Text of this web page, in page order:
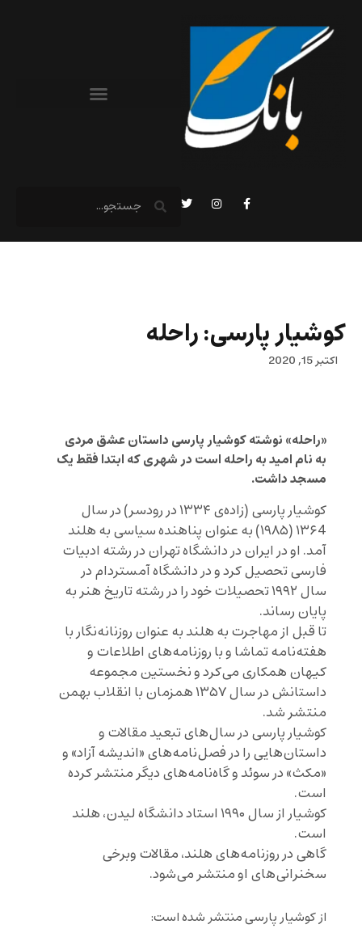
کوشیار پارسی: راحله
اکتبر 15, 2020
«راحله» نوشته کوشیار پارسی داستان عشق مردی
به نام امید به راحله است در شهری که ابتدا فقط یک
مسجد داشت.
کوشیار پارسی (زاده‌ی ۱۳۳۴ در رودسر) در سال
۱۳۶4 (۱۹۸۵) به عنوان پناهنده سیاسی به هلند
آمد. او در ایران در دانشگاه تهران در رشته ادبیات
فارسی تحصیل کرد و در دانشگاه آمستردام در
سال ۱۹۹۲ تحصیلات خود را در رشته تاریخ هنر به
پایان رساند.
تا قبل از مهاجرت به هلند به عنوان روزنانه‌نگار با
هفته‌نامه تماشا و با روزنامه‌های اطلاعات و
کیهان همکاری می‌کرد و نخستین مجموعه
داستانش در سال ۱۳۵۷ همزمان با انقلاب بهمن
منتشر شد.
کوشیار پارسی در سال‌های تبعید مقالات و
داستان‌هایی را در فصل‌نامه‌های «اندیشه آزاد» و
«مکث» در سوئد و گاه‌نامه‌های دیگر منتشر کرده
است.
کوشیار از سال ۱۹۹۰ استاد دانشگاه لیدن، هلند
است.
گاهی در روزنامه‌های هلند، مقالات وبرخی
سخنرانی‌های او منتشر می‌شود.
از کوشیار پارسی منتشر شده است: